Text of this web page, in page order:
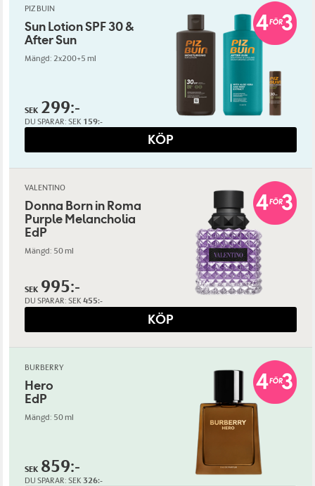
PIZ BUIN
Sun Lotion SPF 30 &
After Sun
Mängd: 2x200+5 ml
SEK 299:-
DU SPARAR: SEK 159:-
KÖP
VALENTINO
Donna Born in Roma
Purple Melancholia
EdP
Mängd: 50 ml
SEK 995:-
DU SPARAR: SEK 455:-
KÖP
BURBERRY
Hero
EdP
Mängd: 50 ml
SEK 859:-
DU SPARAR: SEK 326:-